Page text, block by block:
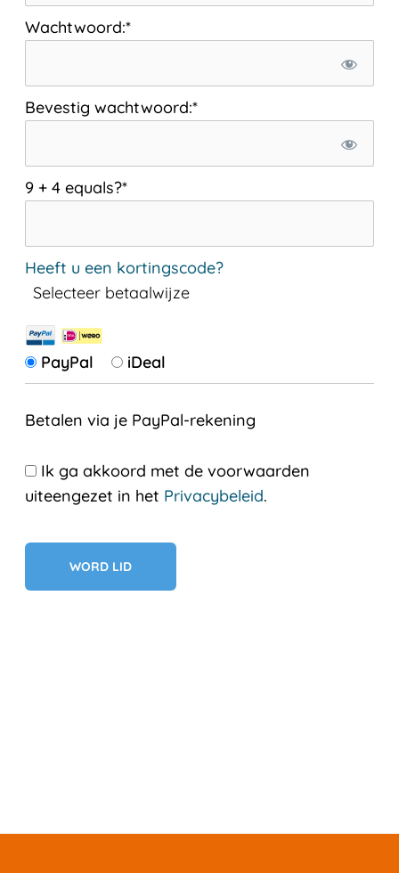
Wachtwoord:*
Bevestig wachtwoord:*
9 + 4 equals?*
Heeft u een kortingscode?
Selecteer betaalwijze
PayPal iDeal
Betalen via je PayPal-rekening
Ik ga akkoord met de voorwaarden
uiteengezet in het Privacybeleid.
Geen val